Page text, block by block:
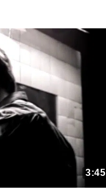
3:45